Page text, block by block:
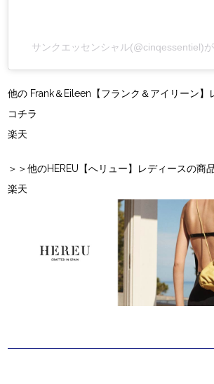
サンクエッセンシャル(@cinqessentiel)
他の Frank＆Eileen【フランク＆アイリーン】
コチラ
楽天
＞＞他のHEREU【へリュー】レディースの商
楽天